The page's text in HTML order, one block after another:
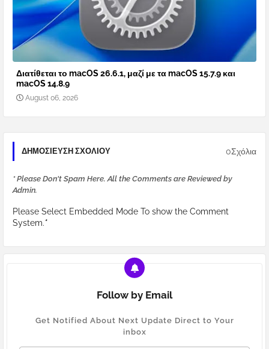
Διατίθεται το macOS 26.6.1, μαζί με τα macOS 15.7.9 και
macOS 14.8.9
August 06, 2026
ΔΗΜΟΣΊΕΥΣΗ ΣΧΟΛΊΟΥ 0Σχόλια
* Please Don't Spam Here. All the Comments are Reviewed by
Admin.
Please Select Embedded Mode To show the Comment
System.*
Follow by Email
Get Notified About Next Update Direct to Your
inbox